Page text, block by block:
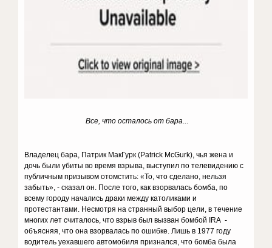
Все, что осталось от бара...
Владелец бара, Патрик МакГурк (Patrick McGurk), чья жена и
дочь были убиты во время взрыва, выступил по телевидению с
публичным призывом отомстить: «То, что сделано, нельзя
забыть», - сказал он. После того, как взорвалась бомба, по
всему городу начались драки между католиками и
протестантами. Несмотря на странный выбор цели, в течение
многих лет считалось, что взрыв был вызван бомбой IRA -
объясняя, что она взорвалась по ошибке. Лишь в 1977 году
водитель уехавшего автомобиля признался, что бомба была